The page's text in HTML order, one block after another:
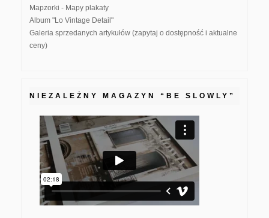
Mapzorki - Mapy plakaty
Album "Lo Vintage Detail"
Galeria sprzedanych artykułów (zapytaj o dostępność i aktualne
ceny)
NIEZALEŻNY MAGAZYN “BE SLOWLY”